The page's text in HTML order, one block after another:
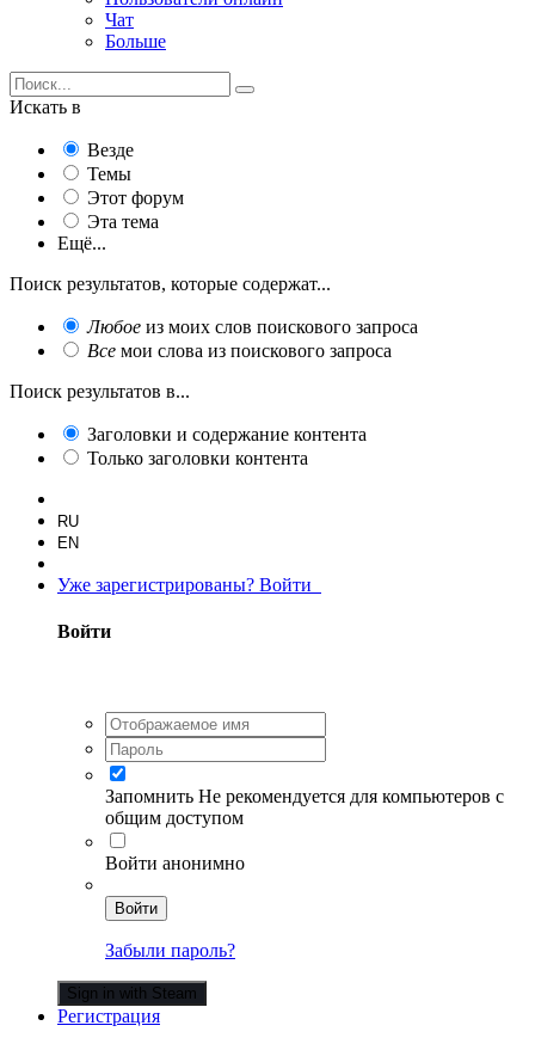
Чат
Больше
Искать в
Везде
Темы
Этот форум
Эта тема
Ещё...
Поиск результатов, которые содержат...
Любое из моих слов поискового запроса
Все мои слова из поискового запроса
Поиск результатов в...
Заголовки и содержание контента
Только заголовки контента
RU
EN
Уже зарегистрированы? Войти
Войти
Запомнить Не рекомендуется для компьютеров с
общим доступом
Войти анонимно
Войти
Забыли пароль?
Sign in with Steam
Регистрация